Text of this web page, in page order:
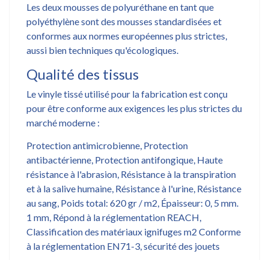
Les deux mousses de polyuréthane en tant que
polyéthylène sont des mousses standardisées et
conformes aux normes européennes plus strictes,
aussi bien techniques qu'écologiques.
Qualité des tissus
Le vinyle tissé utilisé pour la fabrication est conçu
pour être conforme aux exigences les plus strictes du
marché moderne :
Protection antimicrobienne, Protection
antibactérienne, Protection antifongique, Haute
résistance à l'abrasion, Résistance à la transpiration
et à la salive humaine, Résistance à l'urine, Résistance
au sang, Poids total: 620 gr / m2, Épaisseur: 0, 5 mm.
1 mm, Répond à la réglementation REACH,
Classification des matériaux ignifuges m2 Conforme
à la réglementation EN71-3, sécurité des jouets